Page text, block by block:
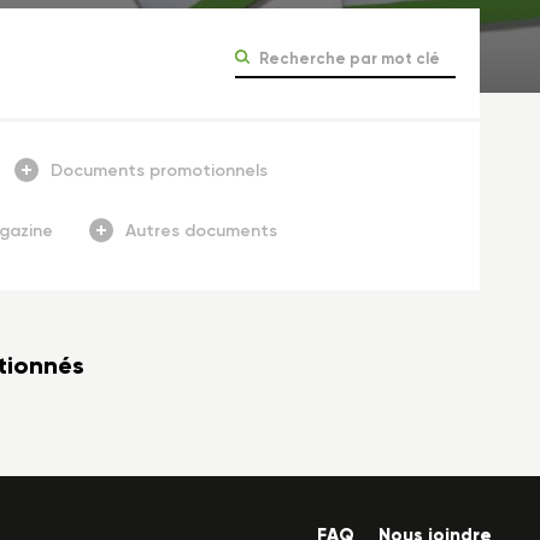
Documents promotionnels
Autres documents
FAQ Nous joindre